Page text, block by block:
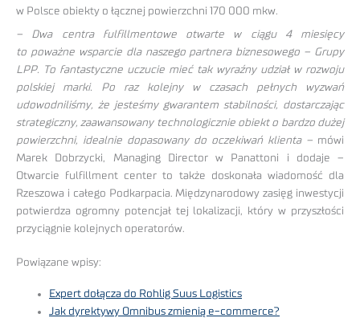
w Polsce obiekty o łącznej powierzchni 170 000 mkw.
– Dwa centra fulfillmentowe otwarte w ciągu 4 miesięcy
to poważne wsparcie dla naszego partnera biznesowego – Grupy
LPP. To fantastyczne uczucie mieć tak wyraźny udział w rozwoju
polskiej marki. Po raz kolejny w czasach pełnych wyzwań
udowodniliśmy, że jesteśmy gwarantem stabilności, dostarczając
strategiczny, zaawansowany technologicznie obiekt o bardzo dużej
powierzchni, idealnie dopasowany do oczekiwań klienta – mówi
Marek Dobrzycki, Managing Director w Panattoni i dodaje –
Otwarcie fulfillment center to także doskonała wiadomość dla
Rzeszowa i całego Podkarpacia. Międzynarodowy zasięg inwestycji
potwierdza ogromny potencjał tej lokalizacji, który w przyszłości
przyciągnie kolejnych operatorów.
Powiązane wpisy:
Expert dołącza do Rohlig Suus Logistics
Jak dyrektywy Omnibus zmienią e-commerce?